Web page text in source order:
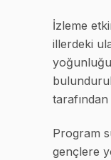
İzleme
illerdeki
Program
gençlere